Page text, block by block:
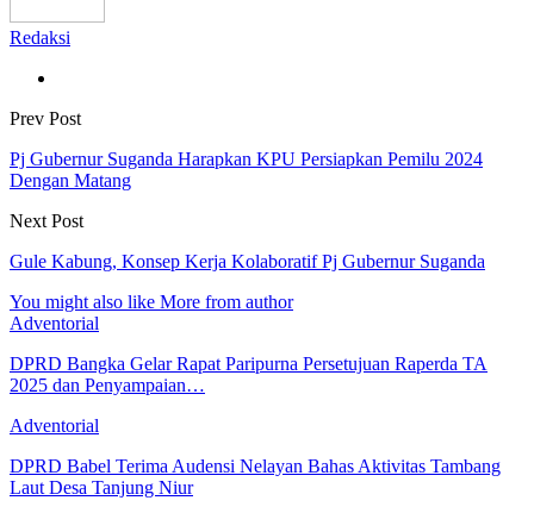
Redaksi
Prev Post
Pj Gubernur Suganda Harapkan KPU Persiapkan Pemilu 2024
Dengan Matang
Next Post
Gule Kabung, Konsep Kerja Kolaboratif Pj Gubernur Suganda
You might also like More from author
Adventorial
DPRD Bangka Gelar Rapat Paripurna Persetujuan Raperda TA
2025 dan Penyampaian…
Adventorial
DPRD Babel Terima Audensi Nelayan Bahas Aktivitas Tambang
Laut Desa Tanjung Niur